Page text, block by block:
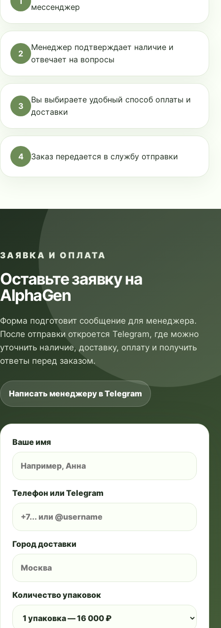
мессенджер
2
Менеджер подтверждает наличие и
отвечает на вопросы
3
Вы выбираете удобный способ оплаты и
доставки
4 Заказ передается в службу отправки
ЗАЯВКА И ОПЛАТА
Оставьте заявку на
AlphaGen
Форма подготовит сообщение для менеджера.
После отправки откроется Telegram, где можно
уточнить наличие, доставку, оплату и получить
ответы перед заказом.
Написать менеджеру в Telegram
Ваше имя
Телефон или Telegram
Город доставки
Количество упаковок